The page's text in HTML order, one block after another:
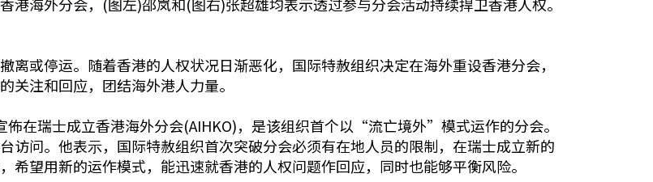
离或停运。随着香港的人权状况日渐恶化，国际特赦组织决定在海外重设香港分会，
注和回应，团结海外港人力量。
在瑞士成立香港海外分会(AIHKO)，是该组织首个以“流亡境外”模式运作的分会。
访问。他表⽰，国际特赦组织首次突破分会必须有在地人员的限制，在瑞士成立新的
望用新的运作模式，能迅速就香港的人权问题作回应，同时也能够平衡风险。